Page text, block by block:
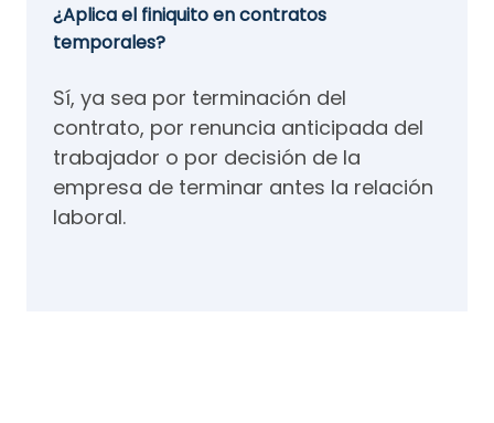
¿Aplica el finiquito en contratos
temporales?
Sí, ya sea por terminación del
contrato, por renuncia anticipada del
trabajador o por decisión de la
empresa de terminar antes la relación
laboral.